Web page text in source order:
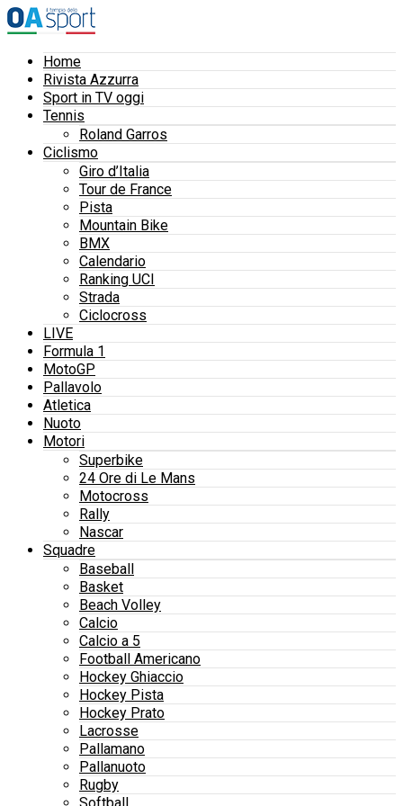
Home
Rivista Azzurra
Sport in TV oggi
Tennis
Roland Garros
Ciclismo
Giro d’Italia
Tour de France
Pista
Mountain Bike
BMX
Calendario
Ranking UCI
Strada
Ciclocross
LIVE
Formula 1
MotoGP
Pallavolo
Atletica
Nuoto
Motori
Superbike
24 Ore di Le Mans
Motocross
Rally
Nascar
Squadre
Baseball
Basket
Beach Volley
Calcio
Calcio a 5
Football Americano
Hockey Ghiaccio
Hockey Pista
Hockey Prato
Lacrosse
Pallamano
Pallanuoto
Rugby